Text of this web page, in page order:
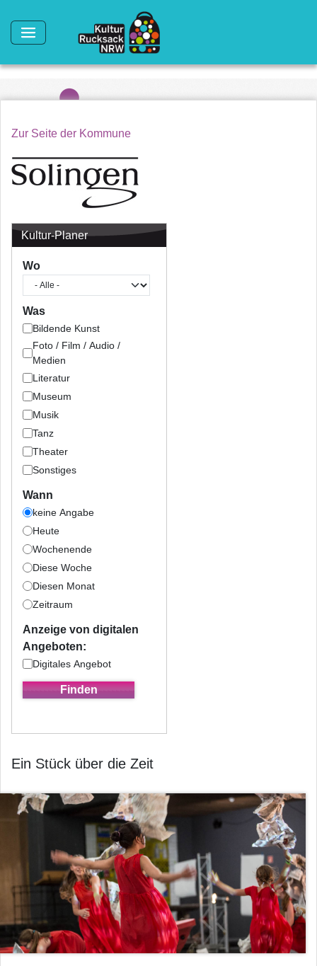
Zur Seite der Kommune
Kultur-Planer
Wo
Was
Bildende Kunst
Foto / Film / Audio /
Medien
Literatur
Museum
Musik
Tanz
Theater
Sonstiges
Wann
keine Angabe
Heute
Wochenende
Diese Woche
Diesen Monat
Zeitraum
Anzeige von digitalen
Angeboten:
Digitales Angebot
Ein Stück über die Zeit